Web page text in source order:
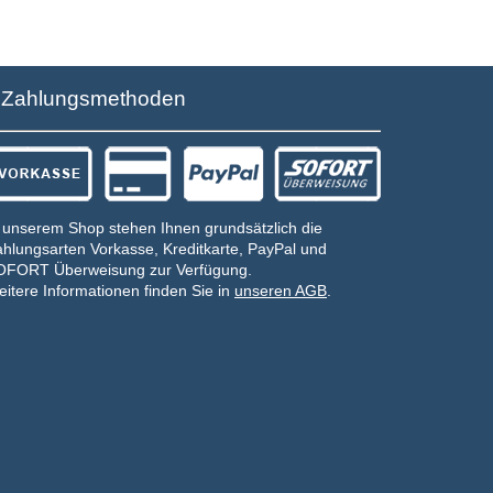
Zahlungsmethoden
unserem Shop stehen Ihnen grundsätzlich die
Vorkasse, Kreditkarte, PayPal und
Überweisung zur Verfügung.
Informationen finden Sie in unseren AGB